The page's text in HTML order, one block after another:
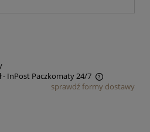
- InPost Paczkomaty 24/7
kosztów płatności
sprawdź formy dostawy